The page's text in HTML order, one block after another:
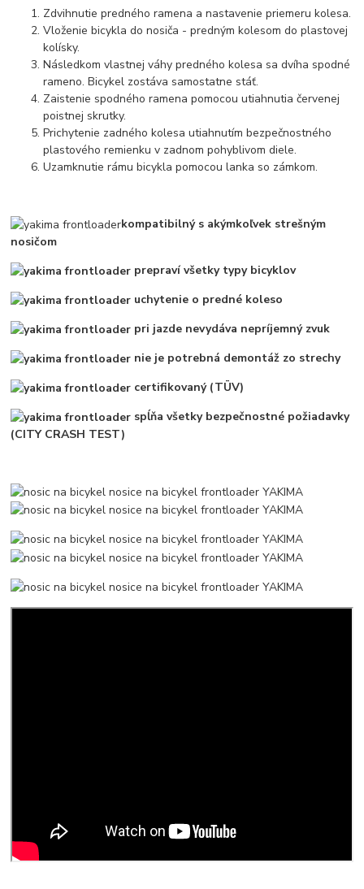
Zdvihnutie predného ramena a nastavenie priemeru kolesa.
Vloženie bicykla do nosiča - predným kolesom do plastovej
kolísky.
Následkom vlastnej váhy predného kolesa sa dvíha spodné
rameno. Bicykel zostáva samostatne stáť.
Zaistenie spodného ramena pomocou utiahnutia červenej
poistnej skrutky.
Prichytenie zadného kolesa utiahnutím bezpečnostného
plastového remienku v zadnom pohyblivom diele.
Uzamknutie rámu bicykla pomocou lanka so zámkom.
kompatibilný s akýmkoľvek strešným
nosičom
prepraví všetky typy bicyklov
uchytenie o predné koleso
pri jazde nevydáva nepríjemný zvuk
nie je potrebná demontáž zo strechy
certifikovaný (TÜV)
spĺňa všetky bezpečnostné požiadavky
(CITY CRASH TEST)